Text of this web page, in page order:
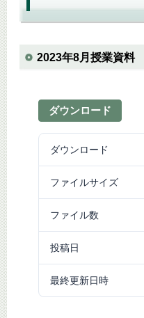
2023年8月授業資料
ダウンロード
ダウンロード
ファイルサイズ
ファイル数
投稿日
最終更新日時